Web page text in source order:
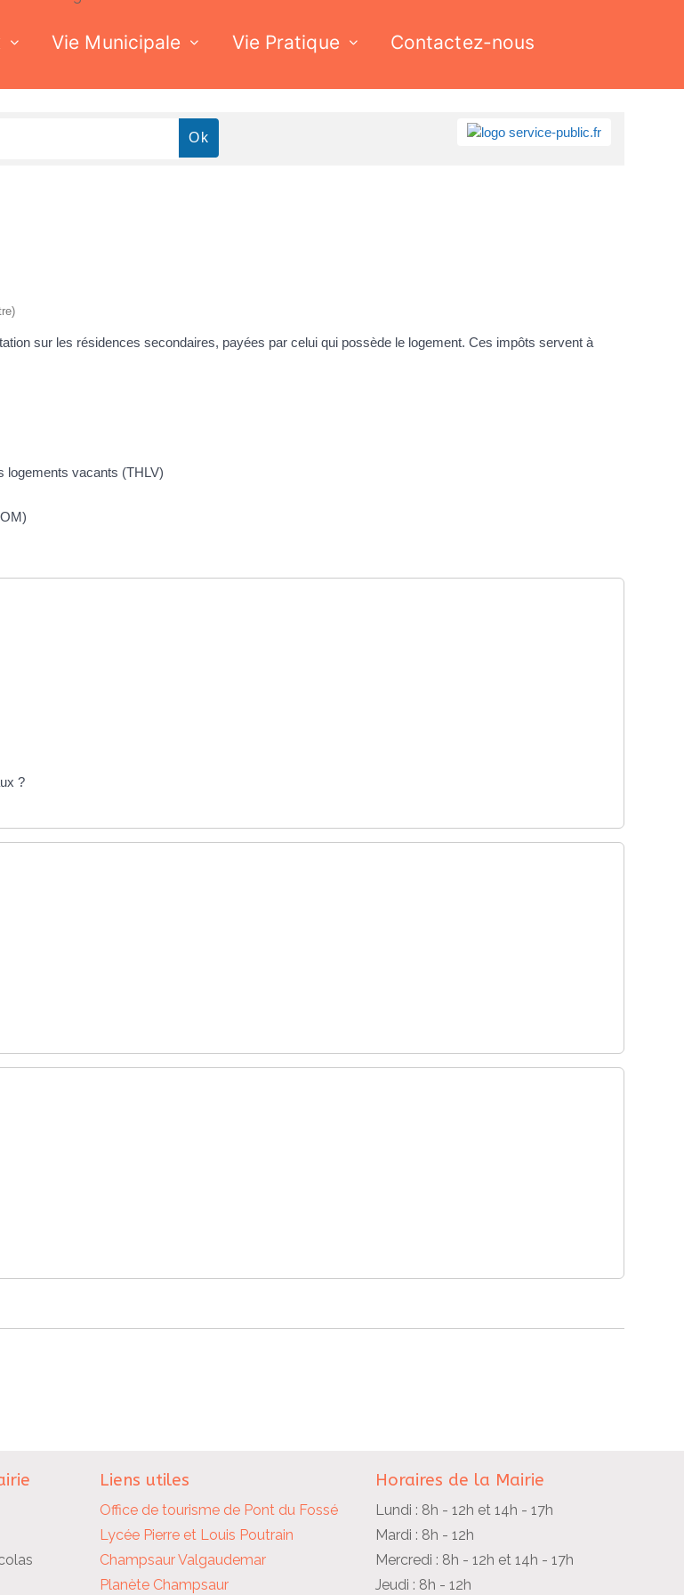
Vie Municipale Vie Pratique Contactez-nous
sur les résidences secondaires, payées par celui qui possède le logement. Ces impôts servent à
logements vacants (THLV)
?
Liens utiles
Office de tourisme de Pont du Fossé
Lycée Pierre et Louis Poutrain
Champsaur Valgaudemar
Planète Champsaur
Horaires de la Mairie
Lundi : 8h - 12h et 14h - 17h
Mardi : 8h - 12h
Mercredi : 8h - 12h et 14h - 17h
Jeudi : 8h - 12h